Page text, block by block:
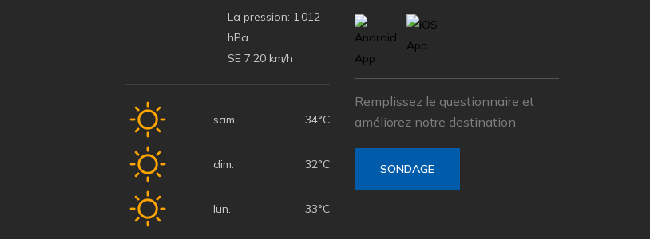
La pression: 1 012
hPa
SE 7,20 km/h
sam. 34°C
dim. 32°C
lun. 33°C
Remplissez le questionnaire et
améliorez notre destination
SONDAGE